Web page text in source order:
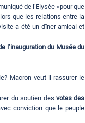
de l’Elysée «pour que
que les relations entre la
a été un dîner amical et
l’inauguration du Musée du
Macron veut-il rassurer le
du soutien des votes des
conviction que le peuple